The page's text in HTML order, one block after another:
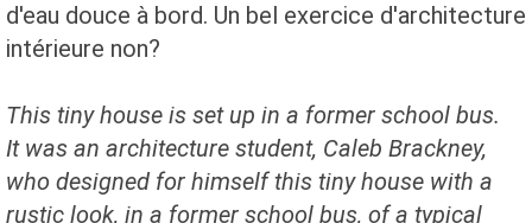
d'eau douce à bord. Un bel exercice d'architecture
intérieure non?
This tiny house is set up in a former school bus.
It was an architecture student, Caleb Brackney,
who designed for himself this tiny house with a
rustic look, in a former school bus, of a typical